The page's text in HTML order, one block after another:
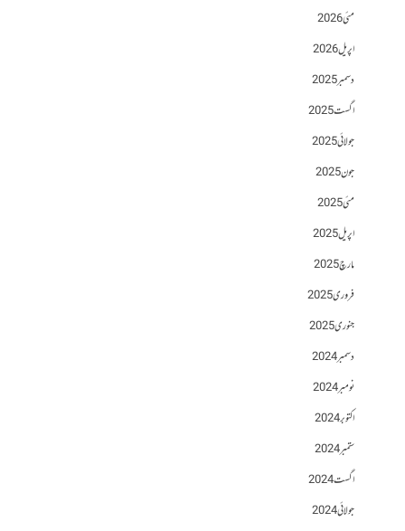
مئی 2026
اپریل 2026
دسمبر 2025
اگست 2025
جولائی 2025
جون 2025
مئی 2025
اپریل 2025
مارچ 2025
فروری 2025
جنوری 2025
دسمبر 2024
نومبر 2024
اکتوبر 2024
ستمبر 2024
اگست 2024
جولائی 2024